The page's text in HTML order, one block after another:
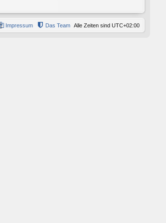
Alle Zeiten sind UTC+02:00
Das Team
Impressum